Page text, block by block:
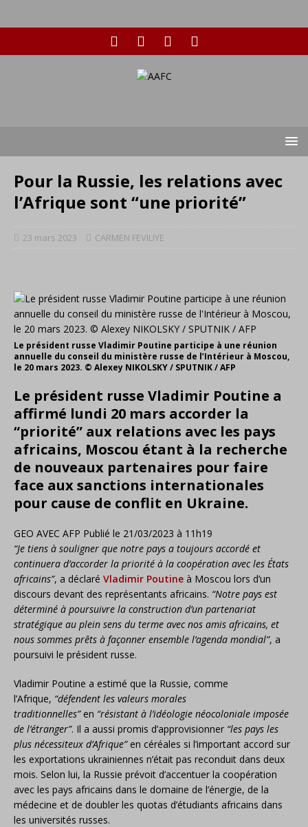
Pour la Russie, les relations avec
l’Afrique sont “une priorité”
23 mars 2023 CARMEN FEVILIYE
Le président russe Vladimir Poutine participe à une réunion
annuelle du conseil du ministère russe de l’Intérieur à Moscou,
le 20 mars 2023. © Alexey NIKOLSKY / SPUTNIK / AFP
Le président russe Vladimir Poutine a
affirmé lundi 20 mars accorder la
“priorité” aux relations avec les pays
africains, Moscou étant à la recherche
de nouveaux partenaires pour faire
face aux sanctions internationales
pour cause de conflit en Ukraine.
GEO AVEC AFP Publié le 21/03/2023 à 11h19
“Je tiens à souligner que notre pays a toujours accordé et
continuera d’accorder la priorité à la coopération avec les États
africains”, a déclaré Vladimir Poutine à Moscou lors d’un
discours devant des représentants africains. “Notre pays est
déterminé à poursuivre la construction d’un partenariat
stratégique au plein sens du terme avec nos amis africains, et
nous sommes prêts à façonner ensemble l’agenda mondial”, a
poursuivi le président russe.
Vladimir Poutine a estimé que la Russie, comme
l’Afrique, “défendent les valeurs morales
traditionnelles”en “résistant à l’idéologie néocoloniale imposée
de l’étranger”. Il a aussi promis d’approvisionner “les pays les
plus nécessiteux d’Afrique”en céréales si l’important accord sur
les exportations ukrainiennes n’était pas reconduit dans deux
mois. Selon lui, la Russie prévoit d’accentuer la coopération
avec les pays africains dans le domaine de l’énergie, de la
médecine et de doubler les quotas d’étudiants africains dans
les universités russes.